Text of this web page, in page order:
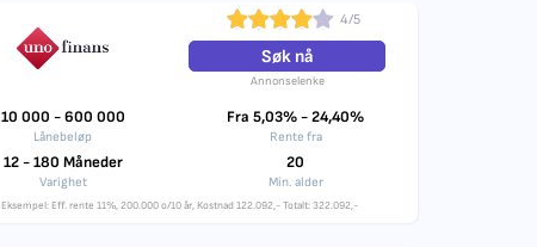
4/5
Søk nå
Annonselenke
10 000 - 600 000
Lånebeløp
Fra 5,03% - 24,40%
Rente fra
12 - 180 Måneder
Varighet
20
Min. alder
Eksempel: Eff. rente 11%, 200.000 o/10 år, Kostnad 122.092,- Totalt: 322.092,-